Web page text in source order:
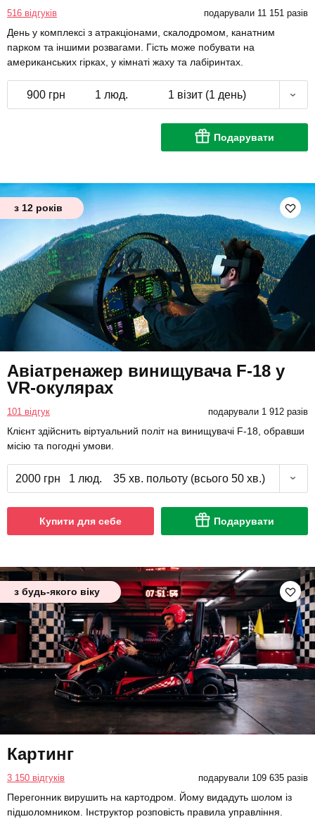
516 відгуків подарували 11 151 разів
День у комплексі з атракціонами, скалодромом, канатним
парком та іншими розвагами. Гість може побувати на
американських гірках, у кімнаті жаху та лабіринтах.
900 грн 1 люд. 1 візит (1 день)
Подарувати
з 12 років
Авіатренажер винищувача F-18 у
VR-окулярах
101 відгук подарували 1 912 разів
Клієнт здійснить віртуальний політ на винищувачі F-18, обравши
місію та погодні умови.
2000 грн 1 люд. 35 хв. польоту (всього 50 хв.)
Купити для себе Подарувати
з будь-якого віку
Картинг
3 150 відгуків подарували 109 635 разів
Перегонник вирушить на картодром. Йому видадуть шолом із
підшоломником. Інструктор розповість правила управління.